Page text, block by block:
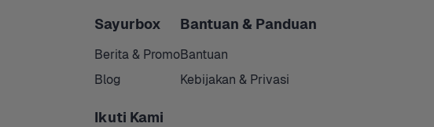
Sayurbox
Berita & Promo
Blog
Bantuan & Panduan
Bantuan
Kebijakan & Privasi
Ikuti Kami